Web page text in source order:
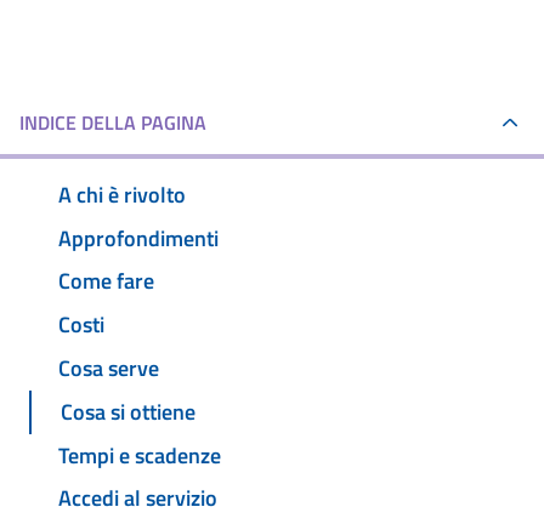
INDICE DELLA PAGINA
A chi è rivolto
Approfondimenti
Come fare
Costi
Cosa serve
Cosa si ottiene
Tempi e scadenze
Accedi al servizio